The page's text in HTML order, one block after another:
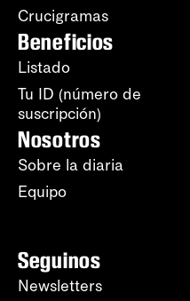
Crucigramas
Beneficios
Listado
Tu ID (número de
suscripción)
Nosotros
Sobre la diaria
Equipo
Seguinos
Newsletters